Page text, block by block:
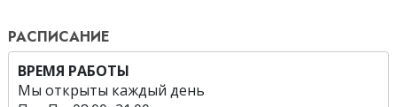
РАСПИСАНИЕ
ВРЕМЯ РАБОТЫ
Мы открыты каждый день